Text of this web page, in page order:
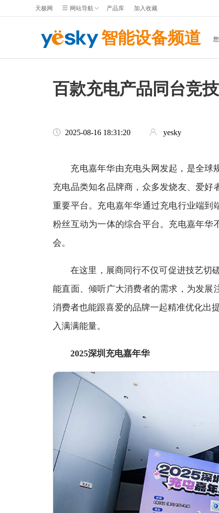
天极网 网站导航 产品库 加入收藏
智能设备频道
百款充电产品同台竞
2025-08-16 18:31:20 yesky
充电嘉年华由充电头网发起，是全球
充电品类知名品牌商，众多发烧友、爱
重要平台。充电嘉年华通过充电行业端到
粉丝互动为一体的综合平台。充电嘉年华
会。
在这里，展商同行不仅可促进技艺切
能直面、倾听广大消费者的需求，为发展
消费者也能跟喜爱的品牌一起精准优化出
入满满能量。
2025深圳充电嘉年华